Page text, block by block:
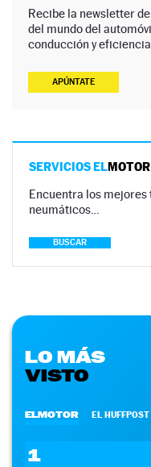
Recibe la newsletter
del mundo del
conducción y eficiencia.
APÚNTATE
SERVICIOS ELMOTOR
Encuentra los
neumáticos…
BUSCAR
LO MÁS
VISTO
ELMOTOR EL HUFFPOST
1